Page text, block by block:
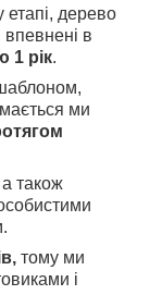
етапі, дерево
в
1 рік.
ми
а також
тому ми
і